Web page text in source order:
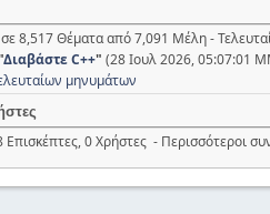
8,517 Θέματα από 7,091 Μέλη -
Διαβάστε C++" (28 Ιουλ 2026, 05:07:01
μηνυμάτων
Επισκέπτες, 0 Χρήστες - Περισσότεροι